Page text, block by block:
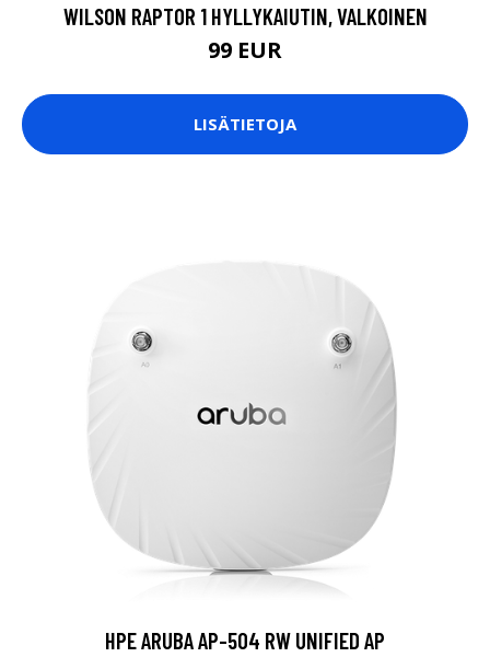
WILSON RAPTOR 1 HYLLYKAIUTIN, VALKOINEN
99 EUR
LISÄTIETOJA
HPE ARUBA AP-504 RW UNIFIED AP